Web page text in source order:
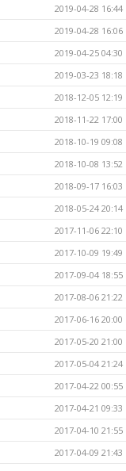
2019-04-28 16:44
2019-04-28 16:06
2019-04-25 04:30
2019-03-23 18:18
2018-12-05 12:19
2018-11-22 17:00
2018-10-19 09:08
2018-10-08 13:52
2018-09-17 16:03
2018-05-24 20:14
2017-11-06 22:10
2017-10-09 19:49
2017-09-04 18:55
2017-08-06 21:22
2017-06-16 20:00
2017-05-20 21:00
2017-05-04 21:24
2017-04-22 00:55
2017-04-21 09:33
2017-04-10 21:55
2017-04-09 21:43